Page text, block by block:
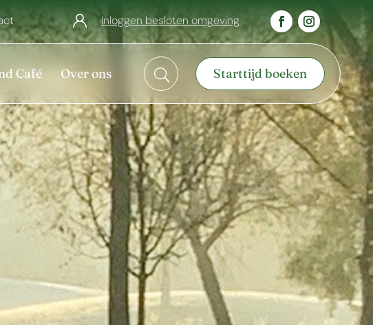
Inloggen besloten omgeving
Café Over ons U Starttijd boeken